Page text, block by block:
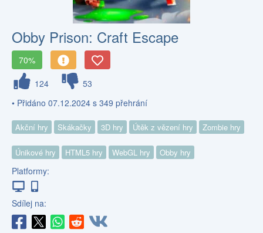
Obby Prison: Craft Escape
70%
124
53
• Přidáno 07.12.2024 s 349 přehrání
Akční hry Skákačky 3D hry Útěk z vězení hry Zombie hry
Únikové hry HTML5 hry WebGL hry Obby hry
Platformy:
Sdílej na: